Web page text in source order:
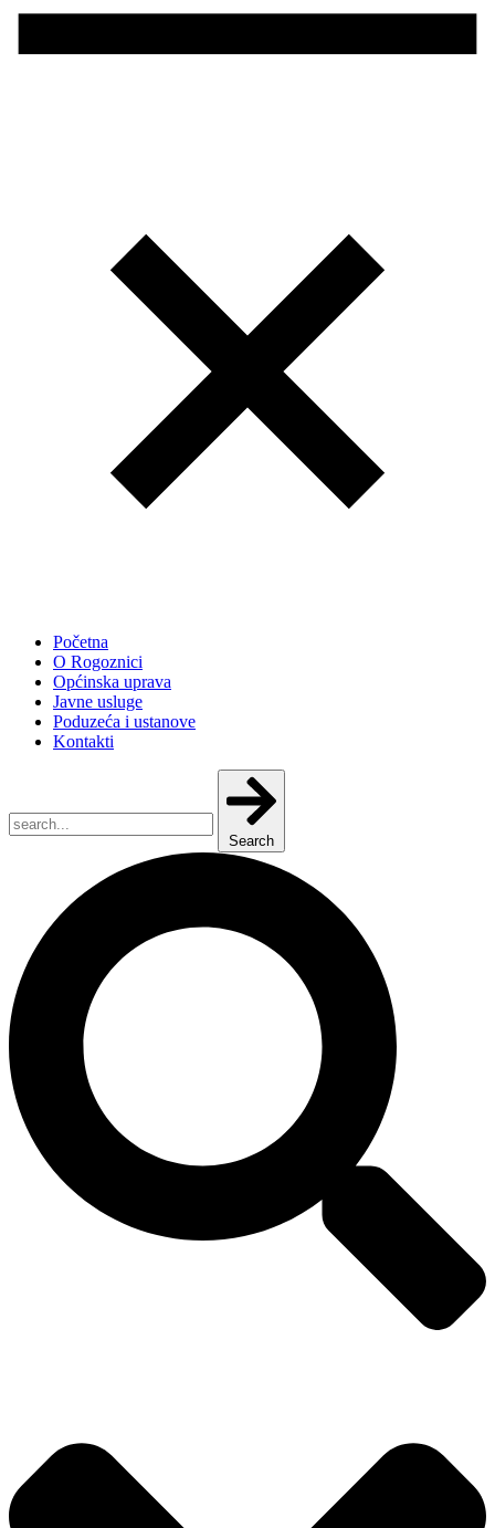
Početna
O Rogoznici
Općinska uprava
Javne usluge
Poduzeća i ustanove
Kontakti
Search